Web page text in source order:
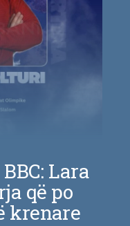
Lara
që po
krenare